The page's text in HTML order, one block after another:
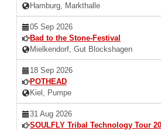
Hamburg, Markthalle
05 Sep 2026
Bad to the Stone-Festival
Mielkendorf, Gut Blockshagen
18 Sep 2026
POTHEAD
Kiel, Pumpe
31 Aug 2026
SOULFLY Tribal Technology Tour